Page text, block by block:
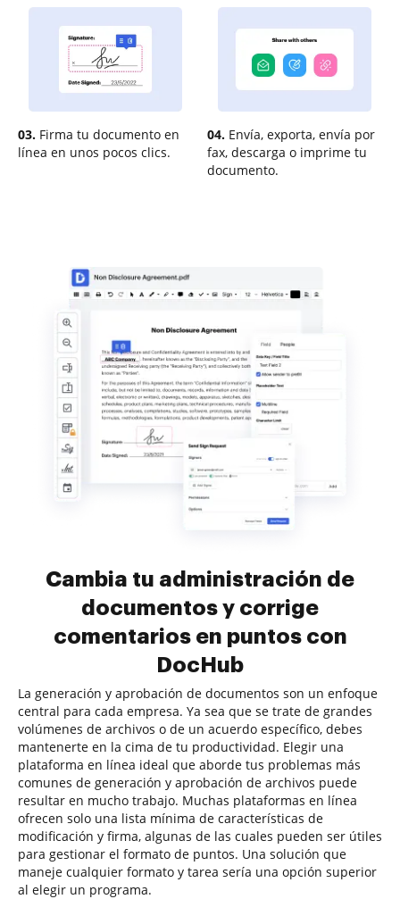
03. Firma tu documento en
línea en unos pocos clics.
04. Envía, exporta, envía por
fax, descarga o imprime tu
documento.
Cambia tu administración de
documentos y corrige
comentarios en puntos con
DocHub
La generación y aprobación de documentos son un enfoque
central para cada empresa. Ya sea que se trate de grandes
volúmenes de archivos o de un acuerdo específico, debes
mantenerte en la cima de tu productividad. Elegir una
plataforma en línea ideal que aborde tus problemas más
comunes de generación y aprobación de archivos puede
resultar en mucho trabajo. Muchas plataformas en línea
ofrecen solo una lista mínima de características de
modificación y firma, algunas de las cuales pueden ser útiles
para gestionar el formato de puntos. Una solución que
maneje cualquier formato y tarea sería una opción superior
al elegir un programa.